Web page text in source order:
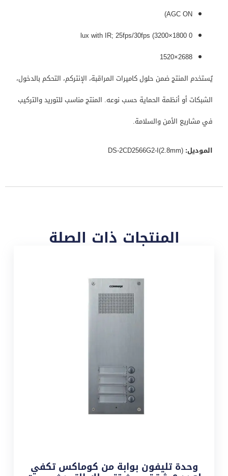
AGC ON)
0 lux with IR; 25fps/30fps (3200×1800
2688×1520
يُستخدم المنتج ضمن حلول كاميرات المراقبة، الإنتركم، التحكم بالدخول،
الشبكات أو أنظمة الحماية حسب نوعه. المنتج مناسب للتوريد والتركيب
في مشاريع الأمن والسلامة.
الموديل:
المنتجات ذات الصلة
وحدة تليفون بوابة من كوماكس تكفي